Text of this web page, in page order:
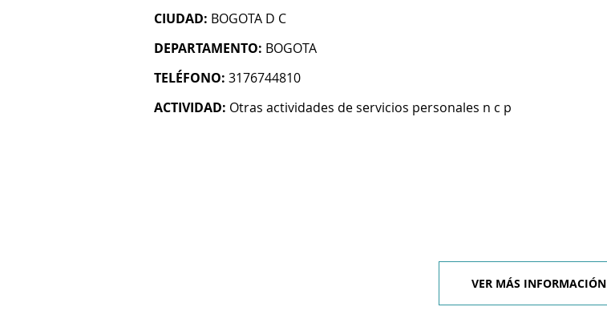
CIUDAD: BOGOTA D C
DEPARTAMENTO: BOGOTA
TELÉFONO: 3176744810
ACTIVIDAD: Otras actividades de servicios personales n c p
VER MÁS INFORMACIÓN